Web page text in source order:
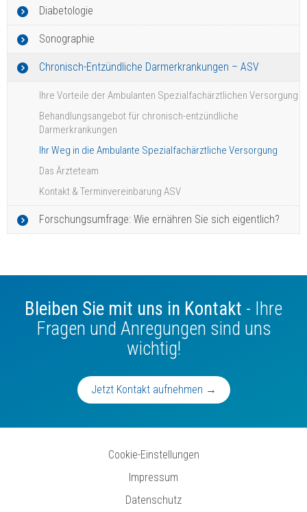
Diabetologie
Sonographie
Chronisch-Entzündliche Darmerkrankungen – ASV
Ihre Vorteile der Ambulanten Spezialfachärztlichen Versorgung
Behandlungsangebot für chronisch-entzündliche
Darmerkrankungen
Ihr Weg in die Ambulante Spezialfachärztliche Versorgung
Das Ärzteteam
Kontakt & Terminvereinbarung ASV
Forschungsumfrage: Wie ernähren Sie sich eigentlich?
Bleiben Sie mit uns in Kontakt - Ihre
Fragen und Anregungen sind uns
wichtig!
Jetzt Kontakt aufnehmen →
Cookie-Einstellungen
Impressum
Datenschutz